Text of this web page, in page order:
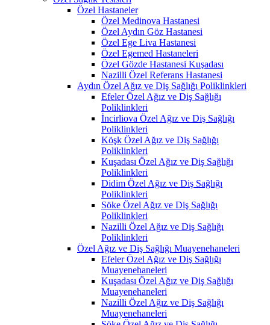
Özel Hastaneler
Özel Medinova Hastanesi
Özel Aydın Göz Hastanesi
Özel Ege Liva Hastanesi
Özel Egemed Hastaneleri
Özel Gözde Hastanesi Kuşadası
Nazilli Özel Referans Hastanesi
Aydın Özel Ağız ve Diş Sağlığı Poliklinkleri
Efeler Özel Ağız ve Diş Sağlığı
Poliklinkleri
İncirliova Özel Ağız ve Diş Sağlığı
Poliklinkleri
Köşk Özel Ağız ve Diş Sağlığı
Poliklinkleri
Kuşadası Özel Ağız ve Diş Sağlığı
Poliklinkleri
Didim Özel Ağız ve Diş Sağlığı
Poliklinkleri
Söke Özel Ağız ve Diş Sağlığı
Poliklinkleri
Nazilli Özel Ağız ve Diş Sağlığı
Poliklinkleri
Özel Ağız ve Diş Sağlığı Muayenehaneleri
Efeler Özel Ağız ve Diş Sağlığı
Muayenehaneleri
Kuşadası Özel Ağız ve Diş Sağlığı
Muayenehaneleri
Nazilli Özel Ağız ve Diş Sağlığı
Muayenehaneleri